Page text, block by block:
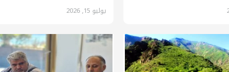
يوليو 15, 2026